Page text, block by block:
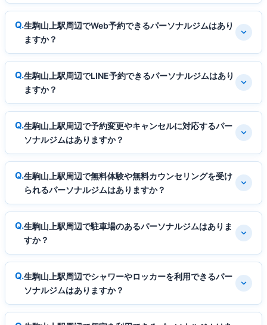
生駒山上駅周辺でWeb予約できるパーソナルジムはあり
ますか？
生駒山上駅周辺でLINE予約できるパーソナルジムはあり
ますか？
生駒山上駅周辺で予約変更やキャンセルに対応するパー
ソナルジムはありますか？
生駒山上駅周辺で無料体験や無料カウンセリングを受け
られるパーソナルジムはありますか？
生駒山上駅周辺で駐車場のあるパーソナルジムはありま
すか？
生駒山上駅周辺でシャワーやロッカーを利用できるパー
ソナルジムはありますか？